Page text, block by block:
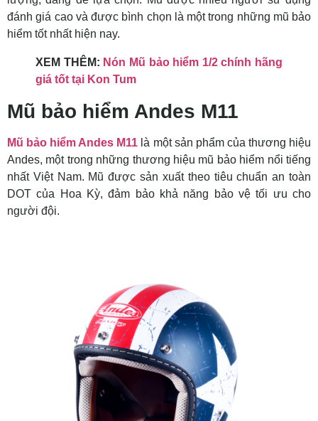
đánh giá cao và được bình chọn là một trong những mũ bảo
hiểm tốt nhất hiện nay.
XEM THÊM: Nón Mũ bảo hiểm 1/2 chính hãng
giá tốt tại Kon Tum
Mũ bảo hiểm Andes M11
Mũ bảo hiểm Andes M11 là một sản phẩm của thương hiệu
Andes, một trong những thương hiệu mũ bảo hiểm nổi tiếng
nhất Việt Nam. Mũ được sản xuất theo tiêu chuẩn an toàn
DOT của Hoa Kỳ, đảm bảo khả năng bảo vệ tối ưu cho
người đội.